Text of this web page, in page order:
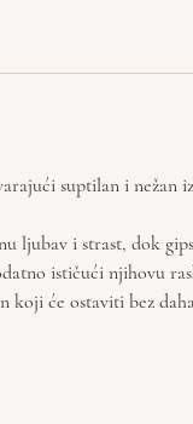
suptilan i nežan
ljubav i strast, dok
ističući njihovu
će ostaviti bez